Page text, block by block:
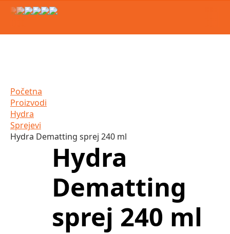
Početna
Proizvodi
Hydra
Sprejevi
Hydra Dematting sprej 240 ml
Hydra
Dematting
sprej 240 ml